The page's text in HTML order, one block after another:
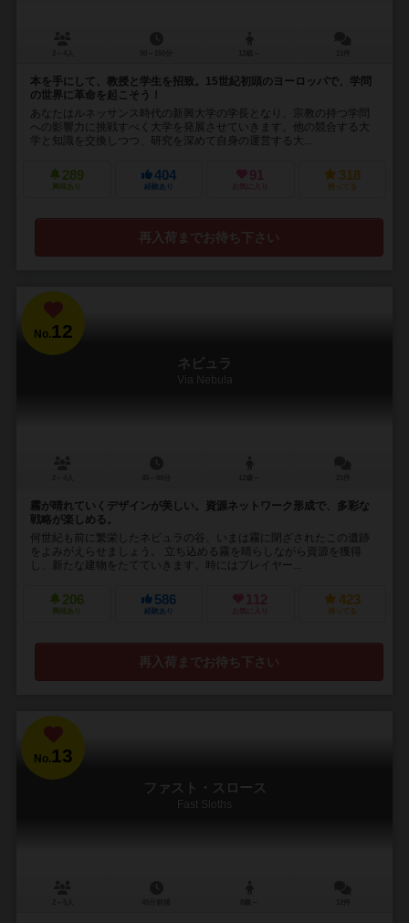
本を手にして、教授と学生を招致。15世紀初頭のヨーロッパで、学問
の世界に革命を起こそう！
あなたはルネッサンス時代の新興大学の学長となり、宗教の持つ学問
への影響力に挑戦すべく大学を発展させていきます。他の競合する大
学と知識を交換しつつ、研究を深めて自身の運営する大...
289
興味あり
404
経験あり
91
お気に入り
318
持ってる
再入荷までお待ち下さい
No.12
ネビュラ
Via Nebula
霧が晴れていくデザインが美しい。資源ネットワーク形成で、多彩な
戦略が楽しめる。
何世紀も前に繁栄したネビュラの谷、いまは霧に閉ざされたこの遺跡
をよみがえらせましょう。 立ち込める霧を晴らしながら資源を獲得
し、新たな建物をたてていきます。時にはプレイヤー...
206
興味あり
586
経験あり
112
お気に入り
423
持ってる
再入荷までお待ち下さい
No.13
ファスト・スロース
Fast Sloths